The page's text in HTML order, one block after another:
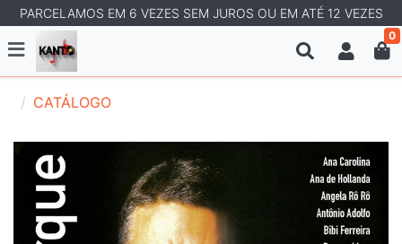
PARCELAMOS EM 6 VEZES SEM JUROS OU EM ATÉ 12 VEZES
0
CATÁLOGO